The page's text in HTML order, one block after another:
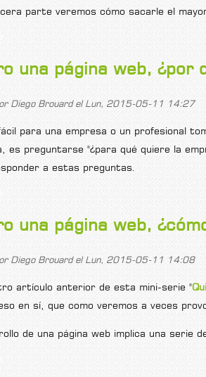
parte veremos cómo sacarle el
una página web, ¿por
Diego Brouardel Lun, 2015-05-11 14:27
para una empresa o un profesional
es preguntarse "¿para qué quiere la
a estas preguntas.
una página web,
Diego Brouardel Lun, 2015-05-11 14:08
artículo anterior de esta mini-serie "
en sí, que como veremos a veces
de una página web implica una serie